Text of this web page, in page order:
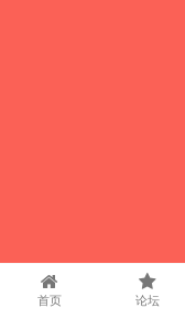
首页 论坛